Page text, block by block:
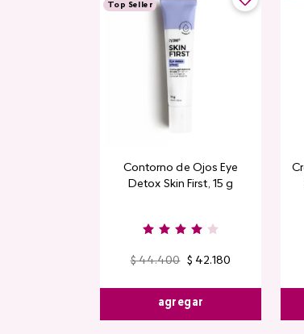
Top Seller
Contorno de Ojos Eye
Detox Skin First, 15 g
$ 44.400 $ 42.180
agregar